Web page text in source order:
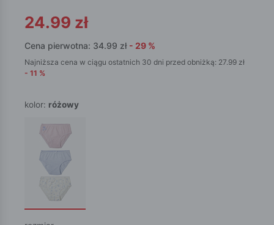
24.99 zł
Cena pierwotna: 34.99 zł - 29 %
Najniższa cena w ciągu ostatnich 30 dni przed obniżką: 27.99 zł
- 11 %
kolor: różowy